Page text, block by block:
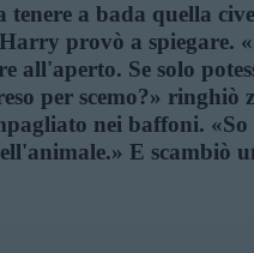
tenere a bada quella
provò a spiegare.
all'aperto. Se solo
per scemo?» ringhiò
nei baffoni. «So
E scambiò